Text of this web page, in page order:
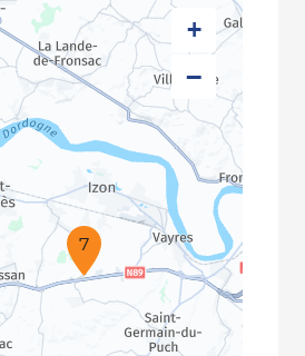
7
+
−